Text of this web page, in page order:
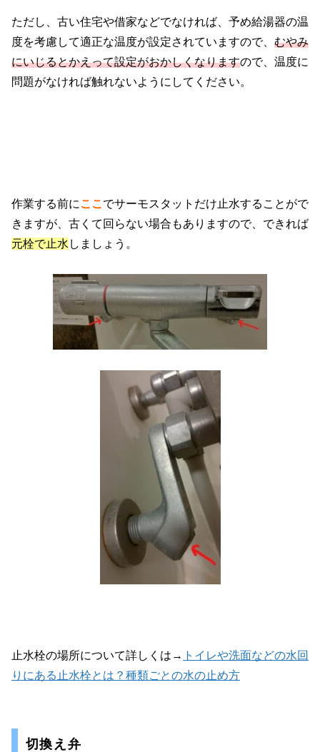
ただし、古い住宅や借家などでなければ、予め給湯器の温
度を考慮して適正な温度が設定されていますので、 むやみ
にいじるとかえって設定がおかしくなりますので、温度に
問題がなければ触れないようにしてください。
作業する前にここ でサーモスタットだけ止水することがで
きますが、古くて回らない場合もありますので、できれば
元栓で止水 しましょう。
止水栓の場所について詳しくは→ トイレや洗面などの水回
りにある止水栓とは？種類ごとの水の止め方
切換え弁